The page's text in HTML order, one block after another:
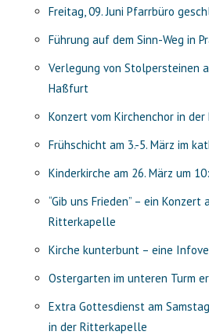
Freitag, 09. Juni Pfarrbüro
Führung auf dem Sinn-Weg in
Verlegung von Stolpersteinen
Haßfurt
Konzert vom Kirchenchor in
Frühschicht am 3.-5. März im
Kinderkirche am 26. März um
“Gib uns Frieden” – ein Konzert
Ritterkapelle
Kirche kunterbunt – eine
Ostergarten im unteren Turm
Extra Gottesdienst am
in der Ritterkapelle